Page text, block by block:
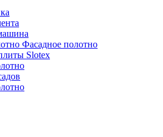
Фасадное полотно
Slotex